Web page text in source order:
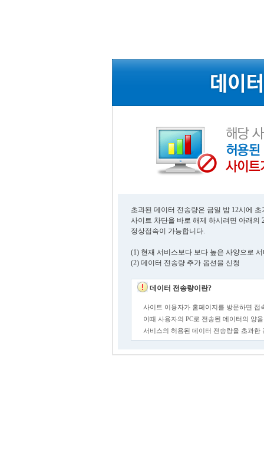
초과된 데이터 전송량은 금일 밤 12시에
사이트 차단을 바로 해제 하시려면 아래의
정상접속이 가능합니다.
(1) 현재 서비스보다 보다 높은 사양으로
(2) 데이터 전송량 추가 옵션을 신청
데이터 전송량이란?
사이트 이용자가 홈페이지를 방문하면 접
이때 사용자의 PC로 전송된 데이터의 양
서비스의 허용된 데이터 전송량을 초과